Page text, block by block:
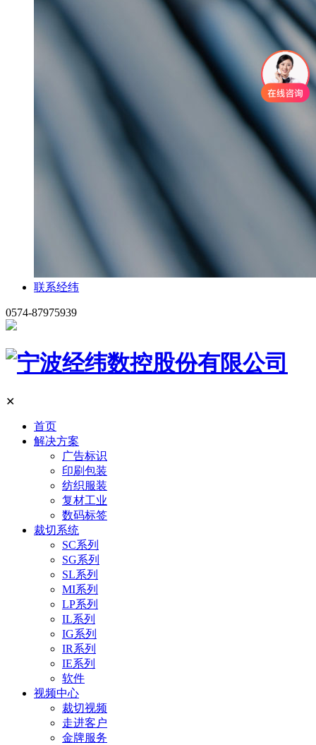
联系经纬
0574-87975939
✕
首页
解决方案
广告标识
印刷包装
纺织服装
复材工业
数码标签
裁切系统
SC系列
SG系列
SL系列
MI系列
LP系列
IL系列
IG系列
IR系列
IE系列
软件
视频中心
裁切视频
走进客户
金牌服务